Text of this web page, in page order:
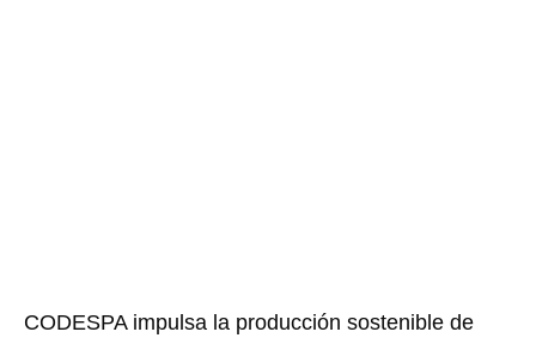
CODESPA impulsa la producción sostenible de